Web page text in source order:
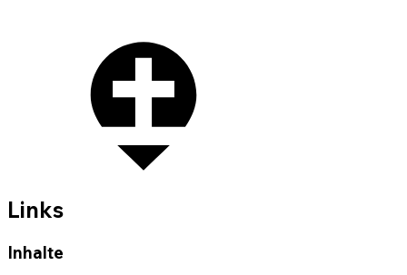
Links
Inhalte